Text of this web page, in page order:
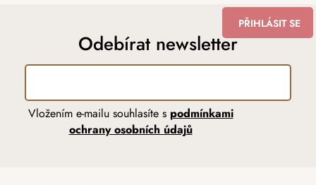
Odebírat newsletter
Vložením e-mailu souhlasíte s podmínkami
ochrany osobních údajů
PŘIHLÁSIT SE